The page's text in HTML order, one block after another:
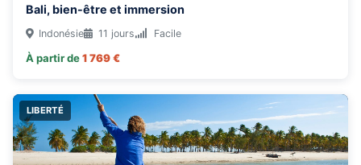
Bali, bien-être et immersion
Indonésie 11 jours Facile
À partir de1 769 €
LIBERTÉ